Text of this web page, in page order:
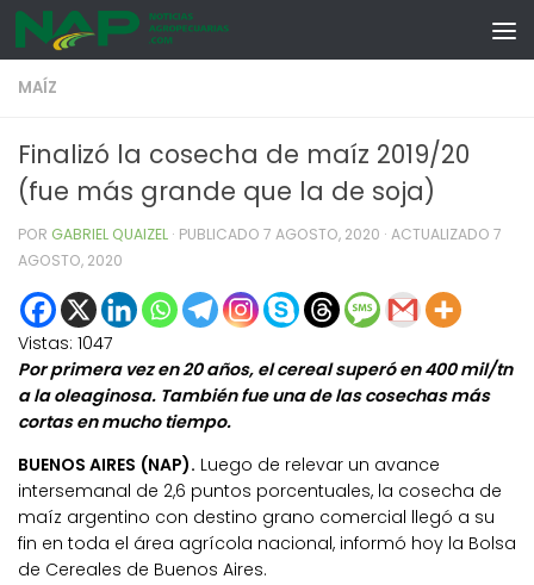
Skip to content
MAÍZ
Finalizó la cosecha de maíz 2019/20
(fue más grande que la de soja)
POR GABRIEL QUAIZEL · PUBLICADO 7 AGOSTO, 2020 · ACTUALIZADO 7
AGOSTO, 2020
Vistas: 1047
Por primera vez en 20 años, el cereal superó en 400 mil/tn
a la oleaginosa. También fue una de las cosechas más
cortas en mucho tiempo.
BUENOS AIRES (NAP). Luego de relevar un avance
intersemanal de 2,6 puntos porcentuales, la cosecha de
maíz argentino con destino grano comercial llegó a su
fin en toda el área agrícola nacional, informó hoy la Bolsa
de Cereales de Buenos Aires.